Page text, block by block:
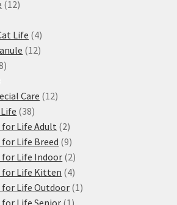
produktů
1212
Life 44
produkty
1212
18
Care 1212
3838
produktů
for Life Adult 22
produkty
Life Breed 99
produktů
for Life Indoor 22
produkty
for Life Kitten 44
produkty
for Life Outdoor 1 1
Life Senior 1 1